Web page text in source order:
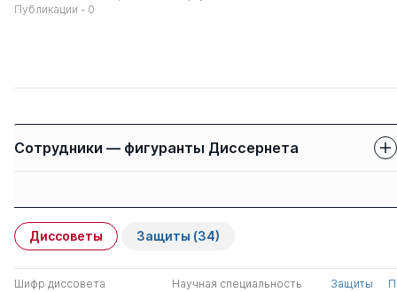
Публикации - 0
Сотрудники — фигуранты Диссернета
Комаров Юрий
Михайлович
Диссоветы Защиты (34)
Шифр диссовета Научная специальность Защиты